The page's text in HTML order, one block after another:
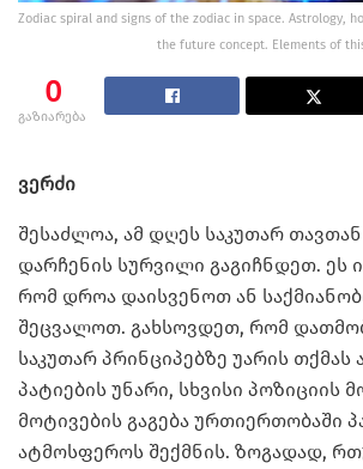
Zodiac spiral and signs of the zodiac in space. Astrology,
the future concept. Elements of
0
გაზიარება
ვერძი
შესაძლოა, ამ დღეს საკუთარ
დარჩენის სურვილი გაგიჩნდეთ. ეს
რომ დროა დაისვენოთ ან
შეცვალოთ. გახსოვდეთ, რომ
საკუთარ პრინციპებზე უარის თქმას
პატიების უნარი, სხვისი პოზიციის
მოტივების გაგება ურთიერთობაში
ატმოსფეროს შექმნის. ზოგადად,